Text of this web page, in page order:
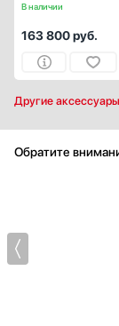
Другие
В наличии
163 800руб.
Обратите